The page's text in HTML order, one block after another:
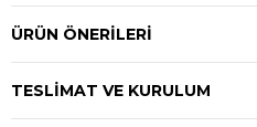
ÜRÜN ÖNERILERI
TESLIMAT VE KURULUM